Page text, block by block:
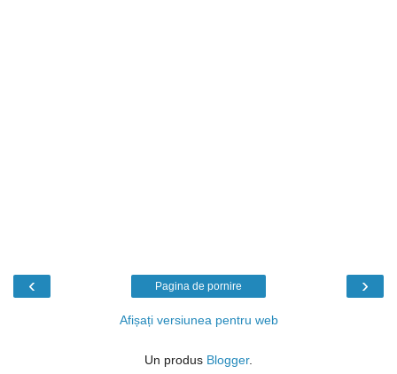
‹ ›
Pagina de pornire
Afișați versiunea pentru web
Un produs Blogger.